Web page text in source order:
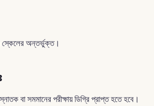
স্কেলের অন্তর্ভুক্ত।
বা সমমানের পরীক্ষায় ডিগ্রি প্রাপ্ত হতে হবে।